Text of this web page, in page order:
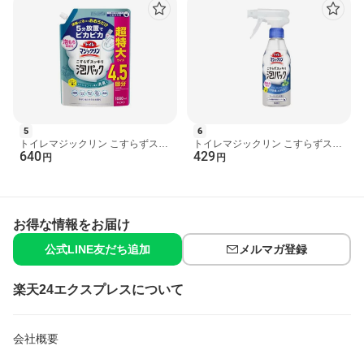
・空中にスプレーしない。
・液の残量が少ないとき、直立・直倒立以外の角度では出にくく
なることがある。
・用途外に使わない。
・床や壁、便座などの拭き掃除には使用しない。液が付着した場
合は、トイレットペーパー等で拭き取る。
・温水洗浄ノズル・温風出口・スイッチには使用しない。
・トイレットペーパーなどで湿布する使い方はしない。
原産国
日本
花王
5
トイレマジックリン こすらずスッ
キリ泡パック サボン＆シトラスの
640 円
6
トイレマジックリン こすらずスッ
キリ泡パック ウォーターミントの
429 円
お得な情報をお届け
公式LINE友だち追加 メルマガ登録
楽天24エクスプレスについて
会社概要